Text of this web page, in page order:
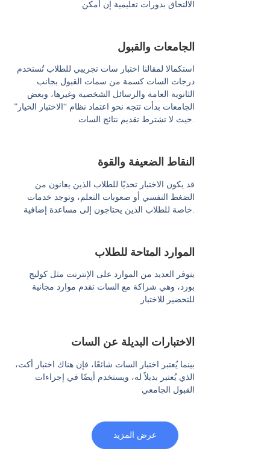
الالتحاق بدورات تعليمية إن أمكن
الجامعات والقبول
استكمالا لمقالنا اختبار سات تجريبي للطلاب تُستخدم
درجات السات كسمة من سمات القبول بجانب
الثانوية العامة والرسائل الشخصية وغيرها، وبعض
الجامعات بدأت تتجه نحو اعتماد نظام “الاختبار الخيار”
حيث لا تشترط تقديم نتائج السات.
النقاط الضعيفة والقوة
قد يكون الاختبار تحديًا للطلاب الذين يعانون من
الضغط النفسي أو صعوبات التعلم، وتوجد خدمات
الموارد المتاحة للطلاب
يتوفر العديد من الموارد على الإنترنت مثل كوليج
بورد، وهي شراكة مع السات تقدم موارد مجانية
للتحضير للاختبار
الاختبارات البديلة عن السات
بينما يُعتبر اختبار السات شائعًا، فإن هناك اختبار أكت،
الذي يُعتبر بديلاً له، ويستخدم أيضًا في إجراءات
القبول الجامعي
عرض المزيد